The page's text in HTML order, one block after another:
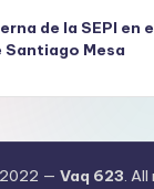
de la SEPI en
Mesa
— Vaq 623.